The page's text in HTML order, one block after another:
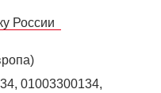
России
01003300134,